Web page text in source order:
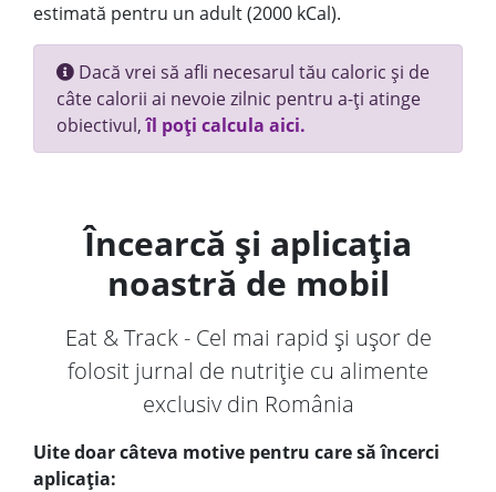
estimată pentru un adult (2000 kCal).
Dacă vrei să afli necesarul tău caloric și de
câte calorii ai nevoie zilnic pentru a-ți atinge
obiectivul,îl poți calcula aici.
Încearcă și aplicația
noastră de mobil
Eat & Track - Cel mai rapid și ușor de
folosit jurnal de nutriție cu alimente
exclusiv din România
Uite doar câteva motive pentru care să încerci
aplicația: